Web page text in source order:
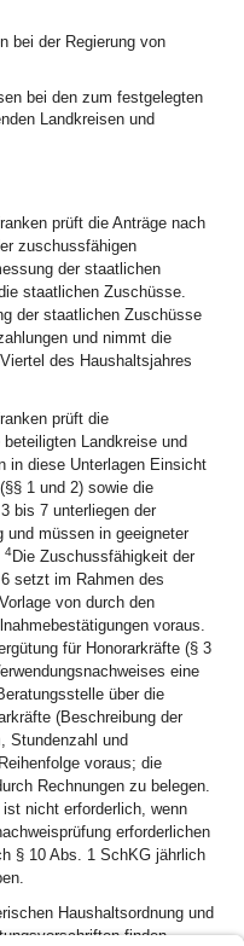
bei der Regierung von
bei den zum festgelegten
Landkreisen und
prüft die Anträge nach
zuschussfähigen
der staatlichen
staatlichen Zuschüsse.
der staatlichen Zuschüsse
und nimmt die
des Haushaltsjahres
prüft die
beteiligten Landkreise und
in diese Unterlagen Einsicht
1 und 2) sowie die
bis 7 unterliegen der
und müssen in geeigneter
4Die Zuschussfähigkeit der
setzt im Rahmen des
von durch den
voraus.
für Honorarkräfte (§ 3
eine
über die
(Beschreibung der
Stundenzahl und
voraus; die
Rechnungen zu belegen.
nicht erforderlich, wenn
erforderlichen
§ 10 Abs. 1 SchKG jährlich
Haushaltsordnung und
finden